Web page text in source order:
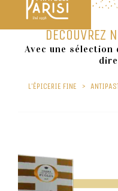
DÉCOUVREZ
Avec une sélection
L'ÉPICERIE FINE >